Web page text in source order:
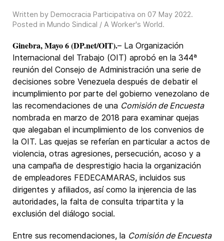
Written by Democracia Participativa on 07 May 2022.
Posted in Mundo Sindical / A Worker's World.
Ginebra, Mayo 6 (DP.net/OIT).– La Organización
Internacional del Trabajo (OIT) aprobó en la 344ª
reunión del Consejo de Administración una serie de
decisiones sobre Venezuela después de debatir el
incumplimiento por parte del gobierno venezolano de
las recomendaciones de una Comisión de Encuesta
nombrada en marzo de 2018 para examinar quejas
que alegaban el incumplimiento de los convenios de
la OIT. Las quejas se referían en particular a actos de
violencia, otras agresiones, persecución, acoso y a
una campaña de desprestigio hacia la organización
de empleadores FEDECAMARAS, incluidos sus
dirigentes y afiliados, así como la injerencia de las
autoridades, la falta de consulta tripartita y la
exclusión del diálogo social.
Entre sus recomendaciones, la Comisión de Encuesta